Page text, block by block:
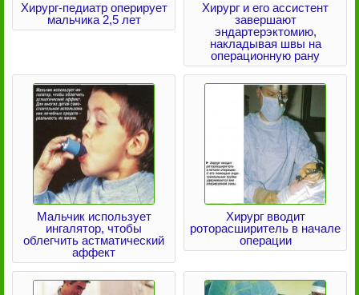
Хирург-педиатр оперирует
мальчика 2,5 лет
Хирург и его ассистент
завершают
эндартерэктомию,
накладывая швы на
операционную рану
Мальчик использует
ингалятор, чтобы
облегчить астматический
аффект
Хирург вводит
роторасширитель в начале
операции